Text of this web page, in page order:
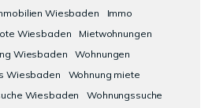
Wiesbaden
Immo
Wiesbaden
Mietwohnungen
Wiesbaden
Wohnungen
Wiesbaden
Wohnung miete
Wiesbaden
Wohnungssuche